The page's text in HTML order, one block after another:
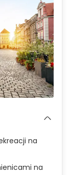
na
na